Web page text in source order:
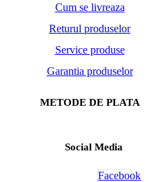
Cum se livreaza
Returul produselor
Service produse
Garantia produselor
METODE DE PLATA
Social Media
Facebook